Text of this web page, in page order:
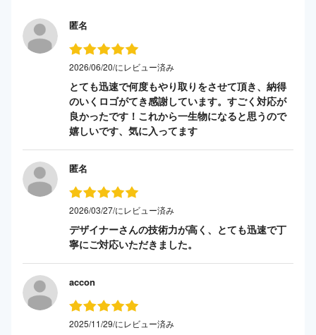
匿名
2026/06/20/にレビュー済み
とても迅速で何度もやり取りをさせて頂き、納得
のいくロゴがてき感謝しています。すごく対応が
良かったです！これから一生物になると思うので
嬉しいです、気に入ってます
匿名
2026/03/27/にレビュー済み
デザイナーさんの技術力が高く、とても迅速で丁
寧にご対応いただきました。
accon
2025/11/29/にレビュー済み